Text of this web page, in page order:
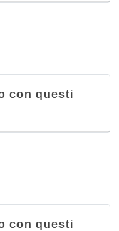
con questi
con questi